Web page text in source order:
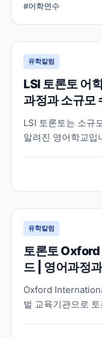
#어학연수
유학칼럼
LSI 토론토 어
과정과 소규모
LSI 토론토는 소규
알려진 영어학교입
유학칼럼
토론토
드 | 영어과정
Oxford
벌 교육기관으로